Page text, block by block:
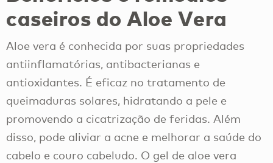
caseiros do Aloe Vera
Aloe vera é conhecida por suas propriedades
antiinflamatórias, antibacterianas e
antioxidantes. É eficaz no tratamento de
queimaduras solares, hidratando a pele e
promovendo a cicatrização de feridas. Além
disso, pode aliviar a acne e melhorar a saúde do
cabelo e couro cabeludo. O gel de aloe vera